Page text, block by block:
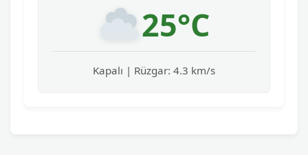
25°C
Kapalı | Rüzgar: 4.3 km/s